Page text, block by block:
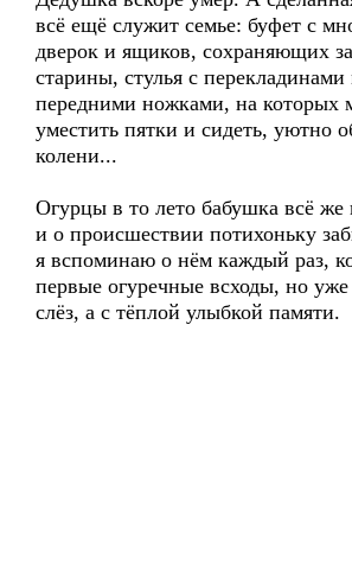
всё ещё служит семье: буфет с
дверок и ящиков, сохраняющих
старины, стулья с
передними ножками, на которых
уместить пятки и сидеть, уютно
колени...
Огурцы в то лето бабушка всё же
и о происшествии потихоньку
я вспоминаю о нём каждый раз,
первые огуречные всходы, но уже
слёз, а с тёплой улыбкой памяти.